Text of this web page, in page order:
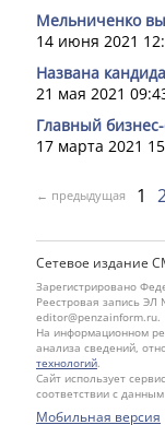
Мельниченко
14 июня 2021
Названа
21 мая 2021
Главный
17 марта 2021
← предыдущая 1
Сетевое издание
Зарегистрировано
Реестровая запись
editor@penzainform.ru.
На информационном
анализа сведений,
технологий.
Сайт использует
соответствии с данным
Мобильная версия